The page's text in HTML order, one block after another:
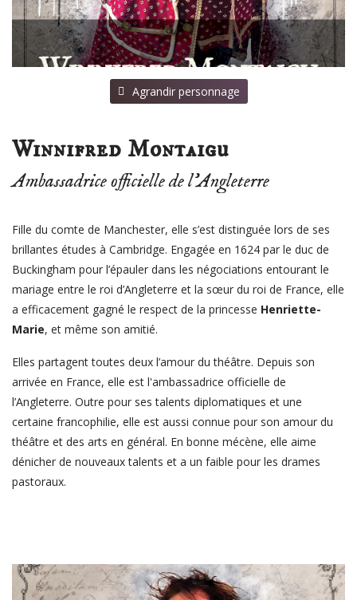
⠀Agrandir personnage
Winnifred Montaigu
Ambassadrice officielle de l’Angleterre
Fille du comte de Manchester, elle s’est distinguée lors de ses
brillantes études à Cambridge. Engagée en 1624 par le duc de
Buckingham pour l’épauler dans les négociations entourant le
mariage entre le roi d’Angleterre et la sœur du roi de France, elle
a efficacement gagné le respect de la princesse Henriette-
Marie, et même son amitié.
Elles partagent toutes deux l’amour du théâtre. Depuis son
arrivée en France, elle est l'ambassadrice officielle de
l’Angleterre. Outre pour ses talents diplomatiques et une
certaine francophilie, elle est aussi connue pour son amour du
théâtre et des arts en général. En bonne mécène, elle aime
dénicher de nouveaux talents et a un faible pour les drames
pastoraux.